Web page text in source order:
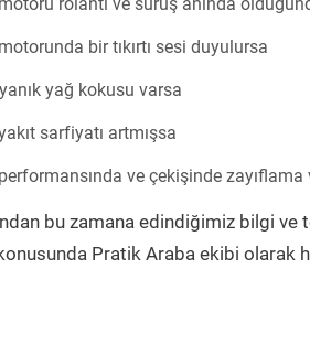
bir tıkırtı sesi duyulursa
yağ kokusu varsa
sarfiyatı artmışsa
ve çekişinde zayıflama
bu zamana edindiğimiz bilgi ve
Pratik Araba ekibi olarak